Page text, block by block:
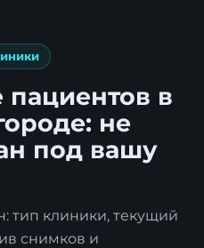
в
не
под вашу
тип клиники, текущий
снимков и